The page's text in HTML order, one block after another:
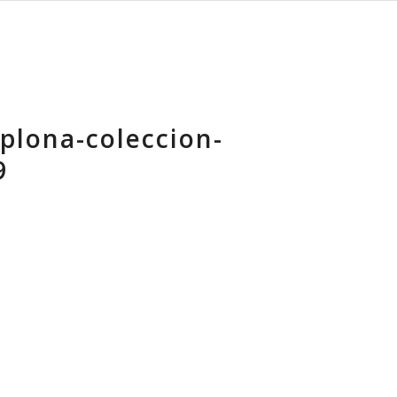
coleccion-